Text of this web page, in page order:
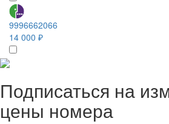
9996662066
14 000 ₽
Подписаться на
цены номера